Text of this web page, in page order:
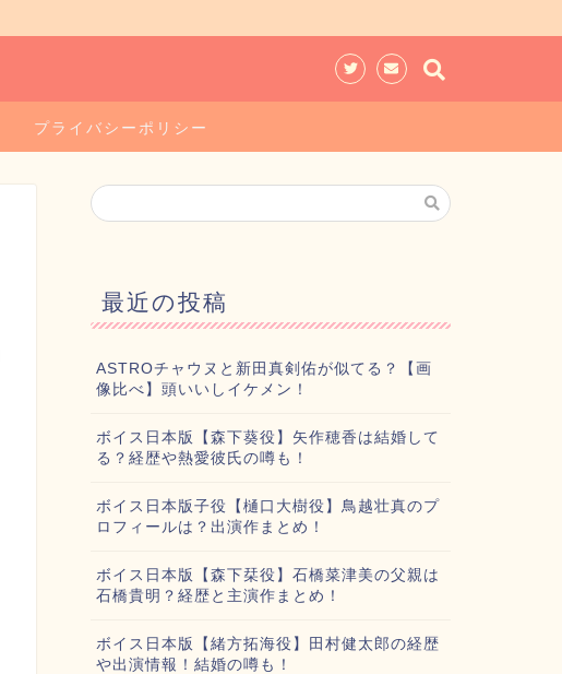
プライバシーポリシー
最近の投稿
ASTROチャウヌと新田真剣佑が似てる？【画
像比べ】頭いいしイケメン！
ボイス日本版【森下葵役】矢作穂香は結婚して
る？経歴や熱愛彼氏の噂も！
ボイス日本版子役【樋口大樹役】鳥越壮真のプ
ロフィールは？出演作まとめ！
ボイス日本版【森下栞役】石橋菜津美の父親は
石橋貴明？経歴と主演作まとめ！
ボイス日本版【緒方拓海役】田村健太郎の経歴
や出演情報！結婚の噂も！